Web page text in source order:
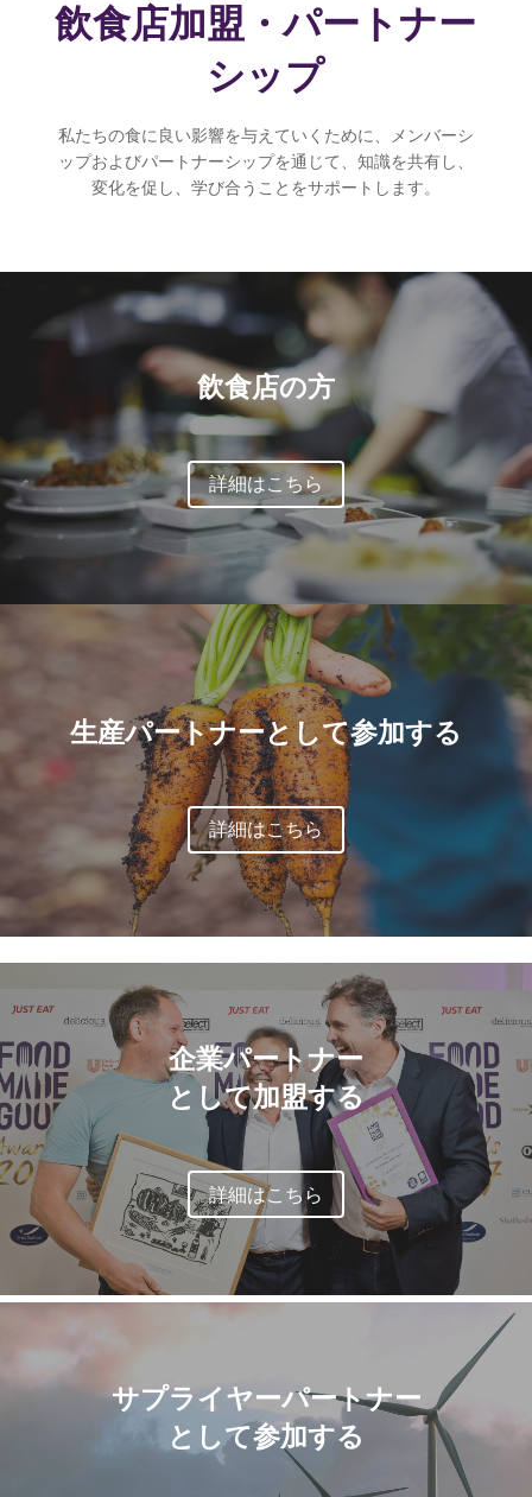
飲食店加盟・パートナー
シップ
私たちの食に良い影響を与えていくために、メンバーシ
ップおよびパートナーシップを通じて、知識を共有し、
変化を促し、学び合うことをサポートします。
飲食店の方
詳細はこちら
生産パートナーとして参加する
詳細はこちら
企業パートナー
として加盟する
詳細はこちら
サプライヤーパートナー
として参加する